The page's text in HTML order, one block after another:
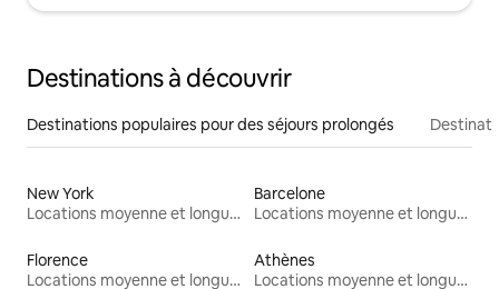
Destinations à découvrir
Destinations populaires pour des séjours prolongés
New York
Locations moyenne et longue durée
Barcelone
Locations moyenne et longue durée
Florence
Locations moyenne et longue durée
Athènes
Locations moyenne et longue durée